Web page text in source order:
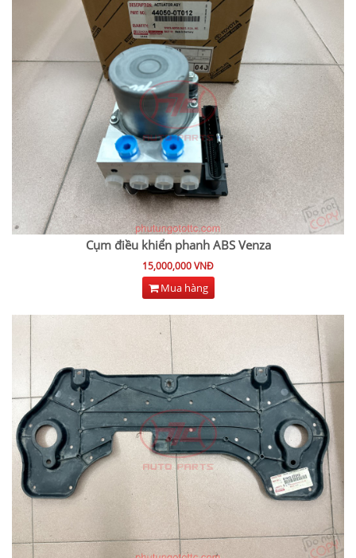
Cụm điều khiển phanh ABS Venza
15,000,000 VNĐ
Mua hàng